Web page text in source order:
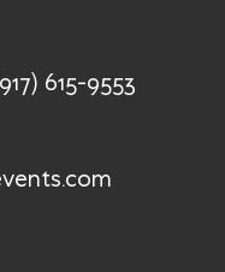
615-9553